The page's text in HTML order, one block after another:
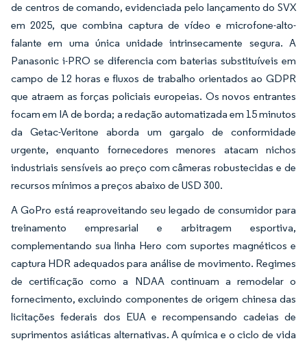
de centros de comando, evidenciada pelo lançamento do SVX
em 2025, que combina captura de vídeo e microfone-alto-
falante em uma única unidade intrinsecamente segura. A
Panasonic i-PRO se diferencia com baterias substituíveis em
campo de 12 horas e fluxos de trabalho orientados ao GDPR
que atraem as forças policiais europeias. Os novos entrantes
focam em IA de borda; a redação automatizada em 15 minutos
da Getac-Veritone aborda um gargalo de conformidade
urgente, enquanto fornecedores menores atacam nichos
industriais sensíveis ao preço com câmeras robustecidas e de
recursos mínimos a preços abaixo de USD 300.
A GoPro está reaproveitando seu legado de consumidor para
treinamento empresarial e arbitragem esportiva,
complementando sua linha Hero com suportes magnéticos e
captura HDR adequados para análise de movimento. Regimes
de certificação como a NDAA continuam a remodelar o
fornecimento, excluindo componentes de origem chinesa das
licitações federais dos EUA e recompensando cadeias de
suprimentos asiáticas alternativas. A química e o ciclo de vida